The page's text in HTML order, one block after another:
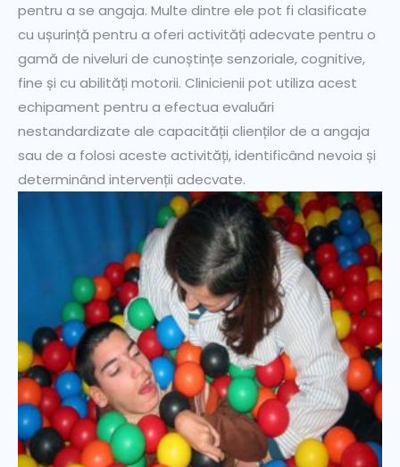
pentru a se angaja. Multe dintre ele pot fi clasificate
cu ușurință pentru a oferi activități adecvate pentru o
gamă de niveluri de cunoștințe senzoriale, cognitive,
fine și cu abilități motorii. Clinicienii pot utiliza acest
echipament pentru a efectua evaluări
nestandardizate ale capacității clienților de a angaja
sau de a folosi aceste activități, identificând nevoia și
determinând intervenții adecvate.